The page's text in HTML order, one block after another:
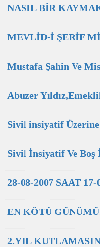
NASIL BİR
MEVLİD-İ ŞERİF
Mustafa Şahin Ve
Abuzer
Sivil insiyatif Üzerine
Sivil İnsiyatif Ve Boş
28-08-2007 SAAT
EN KÖTÜ
2.YIL